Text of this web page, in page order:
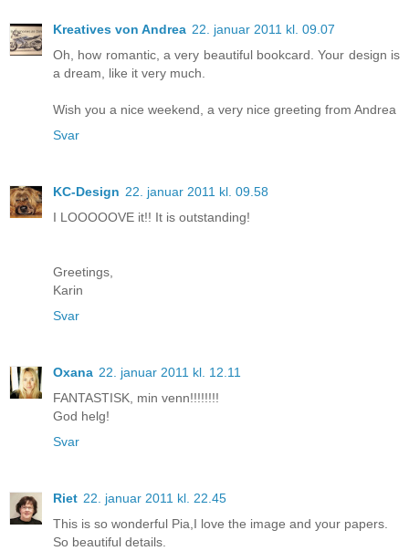
Kreatives von Andrea 22. januar 2011 kl. 09.07
Oh, how romantic, a very beautiful bookcard. Your design is
a dream, like it very much.
Wish you a nice weekend, a very nice greeting from Andrea
Svar
KC-Design 22. januar 2011 kl. 09.58
I LOOOOOVE it!! It is outstanding!
Greetings,
Karin
Svar
Oxana 22. januar 2011 kl. 12.11
FANTASTISK, min venn!!!!!!!!
God helg!
Svar
Riet 22. januar 2011 kl. 22.45
This is so wonderful Pia,I love the image and your papers.
So beautiful details.